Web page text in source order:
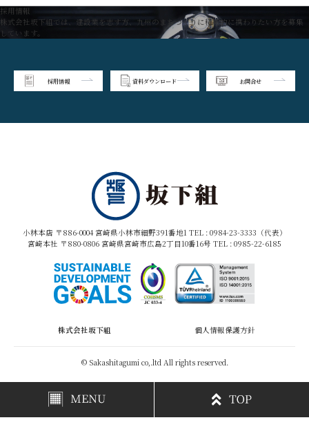
採用情報
株式会社坂下組では、建設業を志す方、九州のまちづくりに積極的に携わりたい方を募集
しています。
採用情報 資料ダウンロード お問合せ
小林本店 〒886-0004 宮崎県小林市細野391番地1 TEL : 0984-23-3333（代表）
宮崎本社 〒880-0806 宮崎県宮崎市広島2丁目10番16号 TEL : 0985-22-6185
株式会社坂下組 個人情報保護方針
© Sakashitagumi co,.ltd All rights reserved.